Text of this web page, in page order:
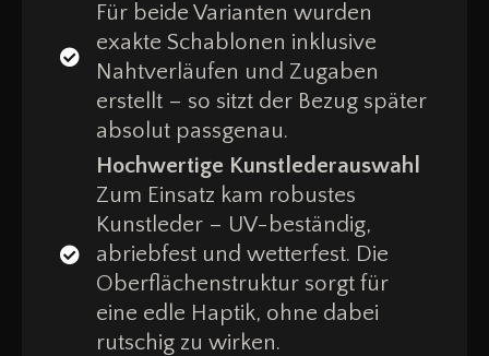
Für beide Varianten wurden
exakte Schablonen inklusive
Nahtverläufen und Zugaben
erstellt – so sitzt der Bezug später
absolut passgenau.
Hochwertige Kunstlederauswahl
Zum Einsatz kam robustes
Kunstleder – UV-beständig,
abriebfest und wetterfest. Die
Oberflächenstruktur sorgt für
eine edle Haptik, ohne dabei
rutschig zu wirken.